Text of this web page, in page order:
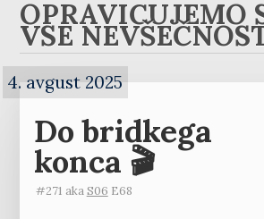
OPRAVIČUJEMO
VSE
4. avgust 2025
Do bridkega
konca 🎬
#271 akaS06 E68